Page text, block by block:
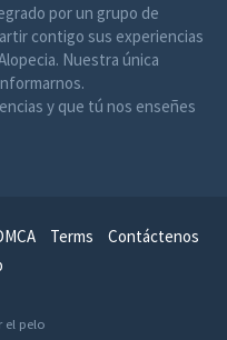
por un grupo de
contigo sus experiencias
Nuestra única
y que tú nos enseñes
Terms
Contáctenos
el pelo